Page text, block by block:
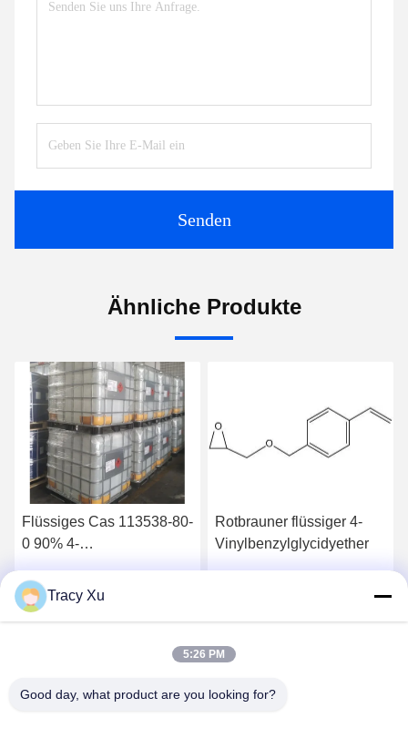
Senden
Ähnliche Produkte
Flüssiges Cas 113538-80-
0 90% 4-
Wir Reden Jetzt.
Rotbrauner flüssiger 4-
Vinylbenzylglycidyether
Tracy Xu
5:26 PM
Good day, what product are you looking for?